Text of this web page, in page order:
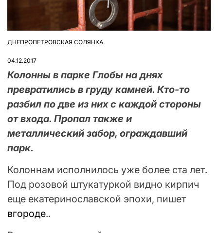
ОПУБЛІКУВАТИ
ДНЕПРОПЕТРОВСКАЯ СОЛЯНКА
04.12.2017
Колонны в парке Глобы на днях
превратились в груду камней. Кто-то
разбил по две из них с каждой стороны
от входа. Пропал также и
металлический забор, ограждавший
парк.
Колоннам исполнилось уже более ста лет.
Под розовой штукатуркой видно кирпич
еще екатеринославской эпохи, пишет
вгороде..